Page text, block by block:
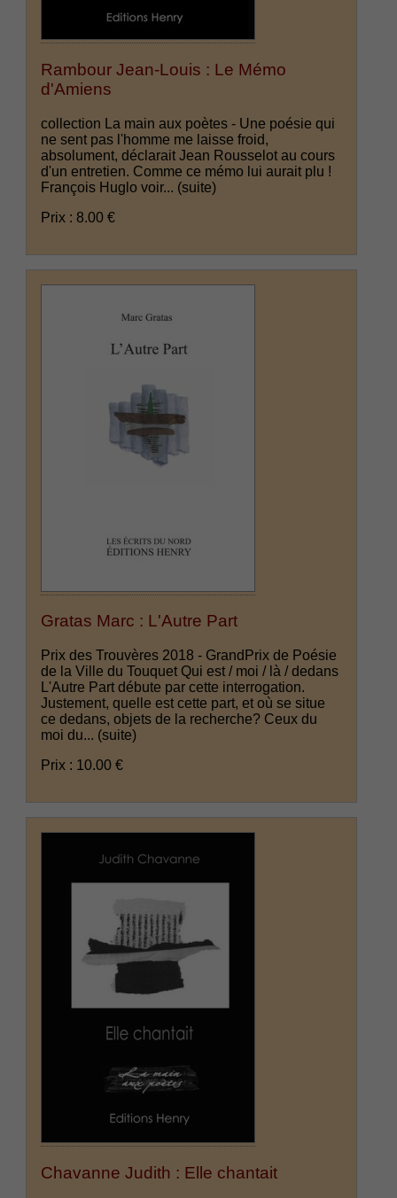
Rambour Jean-Louis : Le Mémo
d'Amiens
collection La main aux poètes - Une poésie qui
ne sent pas l'homme me laisse froid,
absolument, déclarait Jean Rousselot au cours
d'un entretien. Comme ce mémo lui aurait plu !
François Huglo voir... (suite)
Prix : 8.00 €
Gratas Marc : L'Autre Part
Prix des Trouvères 2018 - GrandPrix de Poésie
de la Ville du Touquet Qui est / moi / là / dedans
L'Autre Part débute par cette interrogation.
Justement, quelle est cette part, et où se situe
ce dedans, objets de la recherche? Ceux du
moi du... (suite)
Prix : 10.00 €
Chavanne Judith : Elle chantait